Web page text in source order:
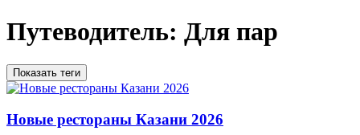
Путеводитель: Для пар
Показать теги
Новые рестораны Казани 2026